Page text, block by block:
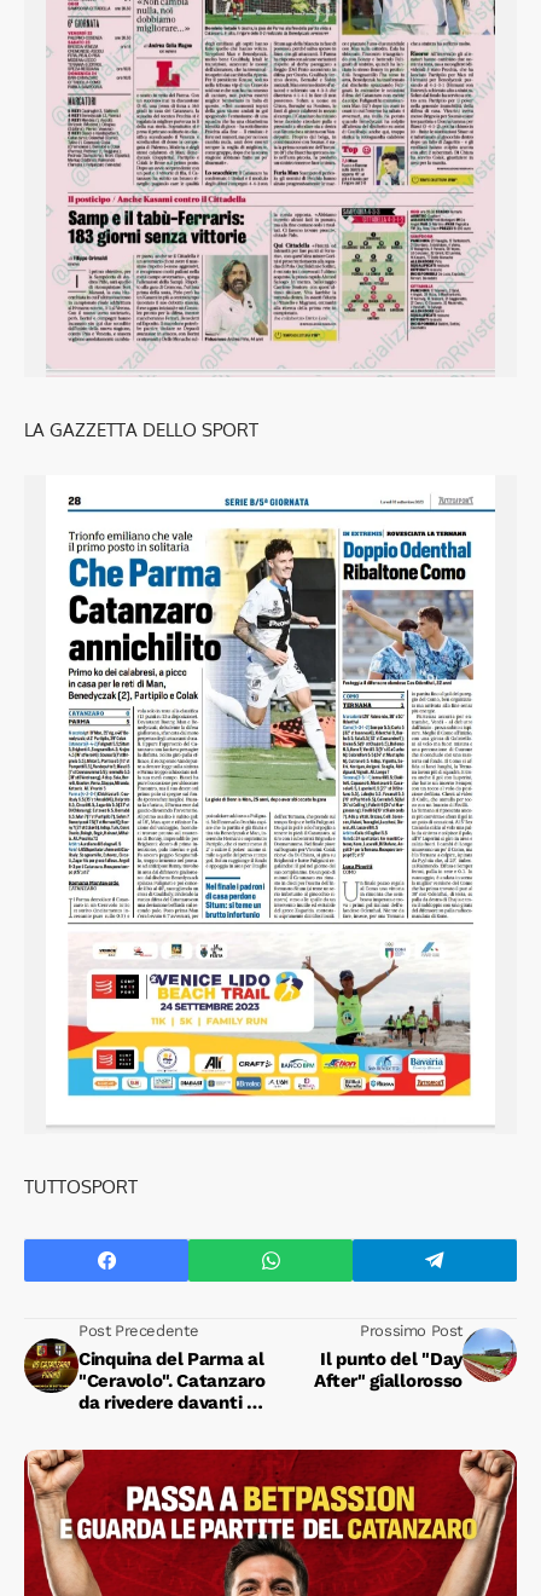
LA GAZZETTA DELLO SPORT
TUTTOSPORT
Post Precedente
Cinquina del Parma al
"Ceravolo". Catanzaro
da rivedere davanti a
Prossimo Post
Il punto del "Day
After" giallorosso